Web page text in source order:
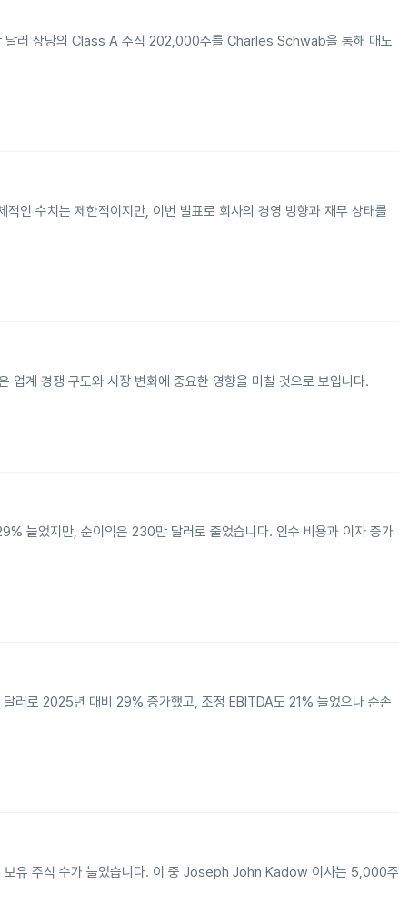
상당의 Class A 주식 202,000주를 Charles Schwab을 통해 매도
인 수치는 제한적이지만, 이번 발표로 회사의 경영 방향과 재무 상태를
계 경쟁 구도와 시장 변화에 중요한 영향을 미칠 것으로 보입니다.
늘었지만, 순이익은 230만 달러로 줄었습니다. 인수 비용과 이자 증가
러로 2025년 대비 29% 증가했고, 조정 EBITDA도 21% 늘었으나 순손
유 주식 수가 늘었습니다. 이 중 Joseph John Kadow 이사는 5,000주